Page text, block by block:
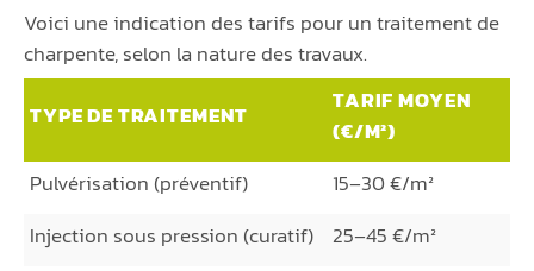
Voici une indication des tarifs pour un traitement de
charpente, selon la nature des travaux.
TYPE DE TRAITEMENT
TARIF MOYEN
(€/M²)
Pulvérisation (préventif)
15–30 €/m²
Injection sous pression (curatif)
25–45 €/m²